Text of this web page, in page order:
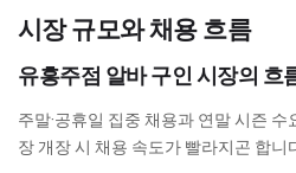
시장 규모와 채용 흐름
유흥주점 알바 구인 시장의 흐
주말·공휴일 집중 채용과 연말 시즌
장 개장 시 채용 속도가 빨라지곤 합니